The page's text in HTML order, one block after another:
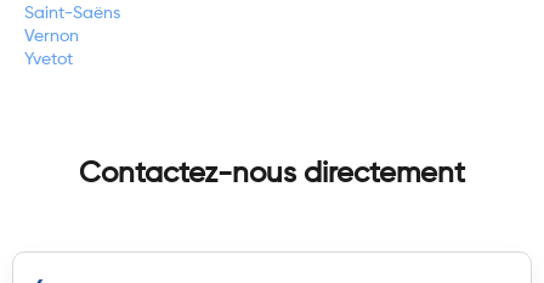
Saint-Saëns
Vernon
Yvetot
Contactez-nous directement